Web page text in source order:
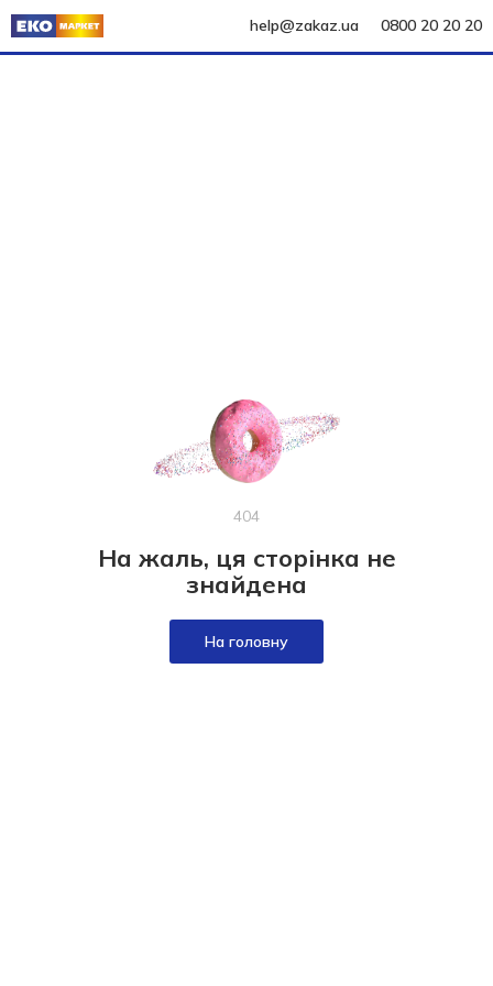
help@zakaz.ua 0800 20 20 20
404
На жаль, ця сторінка не
знайдена
На головну